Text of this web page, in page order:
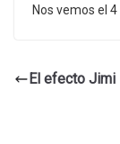
Nos vemos el
El efecto Jimi